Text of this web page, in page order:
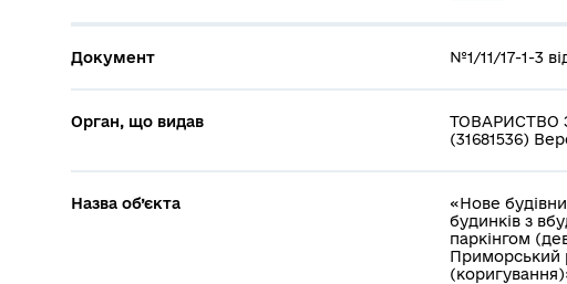
Документ №1/11/17-1-3
Орган, що видав
ТОВАРИСТВО
(31681536)
Назва об’єкта
«Нове
будинків з
паркінгом
Приморський